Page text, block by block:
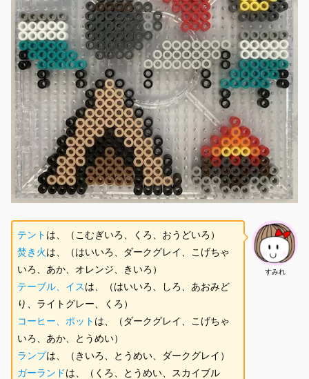
すみれ
テント は、（こむぎいろ、くろ、おうどいろ）
焚き火は、（はいいろ、ダークグレイ、こげちゃ
いろ、あか、オレンジ、きいろ）
テーブル、イスは、（はいいろ、しろ、あおみど
り、ライトグレー、くろ）
コーヒー、ポット は、（ダークグレイ、こげちゃ
いろ、あか、とうめい）
ランプは、（きいろ、とうめい、ダークグレイ）
ガーランドは、（くろ、とうめい、スカイブル